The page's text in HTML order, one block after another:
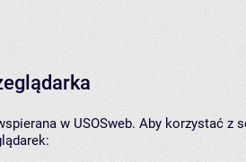
w USOSweb. Aby korzystać z